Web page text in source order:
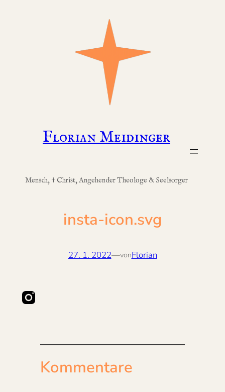
Florian Meidinger
Mensch, † Christ, Angehender Theologe & Seelsorger
insta-icon.svg
27. 1. 2022—vonFlorian
Kommentare